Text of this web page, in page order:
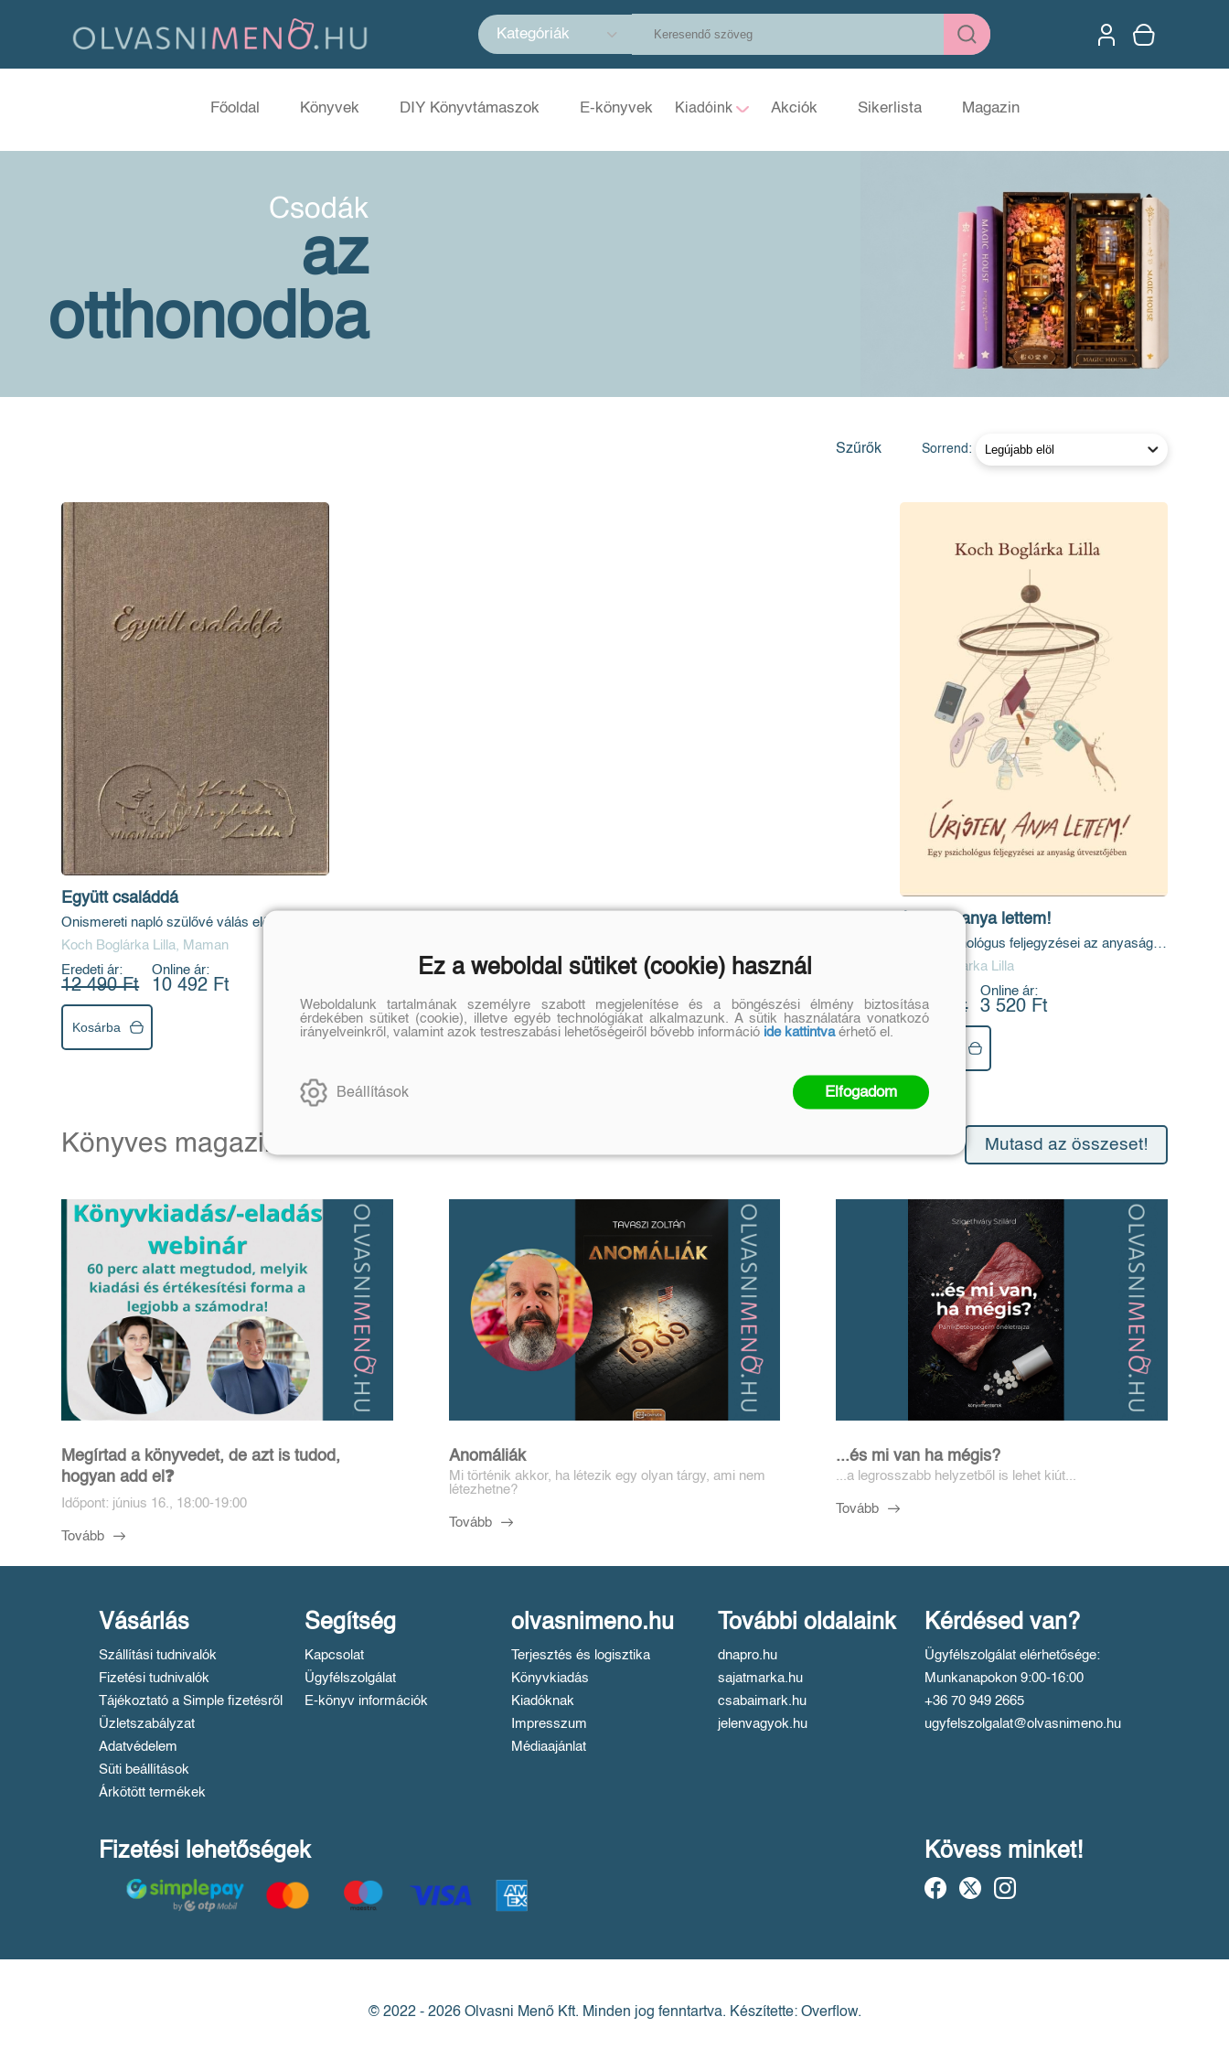
Kategóriák
Főoldal Könyvek DIY Könyvtámaszok E-könyvek Kiadóink Akciók Sikerlista Magazin
Csodák
az
otthonodba
Szűrők Sorrend:
Együtt családdá
Önismereti napló szülővé válás előtt álló
pároknak
Koch Boglárka Lilla, Maman
Eredeti ár:
12 490 Ft
Online ár:
10 492 Ft
Kosárba
Úristen, anya lettem!
Egy pszichológus feljegyzései az anyaság
útvesztőjében
Koch Boglárka Lilla
4 190 Ft
Online ár:
3 520 Ft
Könyves magazin Mutasd az összeset!
Megírtad a könyvedet, de azt is tudod,
hogyan add el❓️
Időpont: június 16., 18:00-19:00
Tovább
Anomáliák
Mi történik akkor, ha létezik egy olyan tárgy, ami nem
létezhetne?
Tovább
...és mi van ha mégis?
...a legrosszabb helyzetből is lehet kiút...
Tovább
Vásárlás
Szállítási tudnivalók
Fizetési tudnivalók
Tájékoztató a Simple fizetésről
Üzletszabályzat
Adatvédelem
Süti beállítások
Árkötött termékek
Segítség
Kapcsolat
Ügyfélszolgálat
E-könyv információk
olvasnimeno.hu
Terjesztés és logisztika
Könyvkiadás
Kiadóknak
Impresszum
Médiaajánlat
További oldalaink
dnapro.hu
sajatmarka.hu
csabaimark.hu
jelenvagyok.hu
Kérdésed van?
Ügyfélszolgálat elérhetősége:
Munkanapokon 9:00-16:00
+36 70 949 2665
ugyfelszolgalat@olvasnimeno.hu
Fizetési lehetőségek Kövess minket!
© 2022 - 2026 Olvasni Menő Kft. Minden jog fenntartva. Készítette: Overflow.
Ez a weboldal sütiket (cookie) használ
Weboldalunk tartalmának személyre szabott megjelenítése és a böngészési élmény biztosítása
érdekében sütiket (cookie), illetve egyéb technológiákat alkalmazunk. A sütik használatára vonatkozó
irányelveinkről, valamint azok testreszabási lehetőségeiről bővebb információ ide kattintvaérhető el.
Beállítások Elfogadom